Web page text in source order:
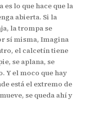
lo que hace que la
abierta. Si la
la trompa se
sí misma, Imagina
el calcetín tiene
se aplana, se
Y el moco que hay
está el extremo de
se queda ahí y